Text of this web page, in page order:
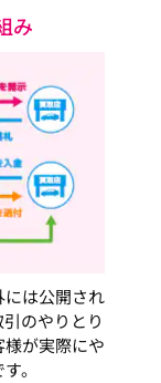
み
は公開され
のやりとり
が実際にや
。